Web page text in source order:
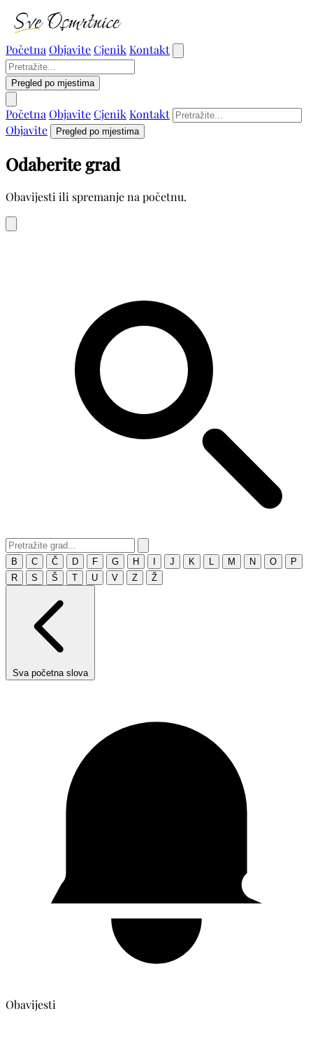
Početna ObjaviteCjenik Kontakt
Pregled po mjestima
Početna ObjaviteCjenik Kontakt
Objavite
Pregled po mjestima
Odaberite grad
Obavijesti ili spremanje na početnu.
B C Č D F G H J K M N O
P
R
S Š T U V Z Ž
Sva početna slova
Obavijesti